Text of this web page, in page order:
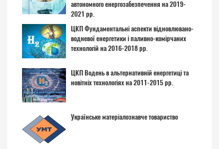
автономного енергозабезпечення на 2019-
2021 рр.
ЦКП Фундаментальні аспекти відновлювано-
водневої енергетики і паливно-комірчаних
технологій на 2016-2018 рр.
ЦКП Водень в альтернативній енергетиці та
новітніх технологіях на 2011-2015 рр.
Українське матеріалознавче товариство